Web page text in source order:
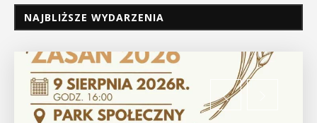
NAJBLIŻSZE WYDARZENIA